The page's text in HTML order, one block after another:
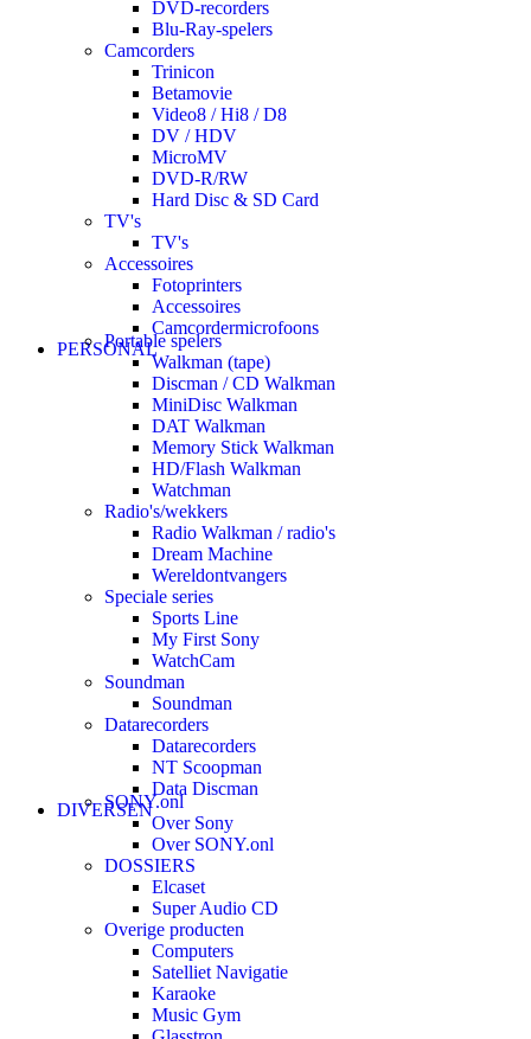
DVD-recorders
Blu-Ray-spelers
Camcorders
Trinicon
Betamovie
Video8 / Hi8 / D8
DV / HDV
MicroMV
DVD-R/RW
Hard Disc & SD Card
TV's
TV's
Accessoires
Fotoprinters
Accessoires
Camcordermicrofoons
PERSONAL
Portable spelers
Walkman (tape)
Discman / CD Walkman
MiniDisc Walkman
DAT Walkman
Memory Stick Walkman
HD/Flash Walkman
Watchman
Radio's/wekkers
Radio Walkman / radio's
Dream Machine
Wereldontvangers
Speciale series
Sports Line
My First Sony
WatchCam
Soundman
Soundman
Datarecorders
Datarecorders
NT Scoopman
Data Discman
DIVERSEN
SONY.onl
Over Sony
Over SONY.onl
DOSSIERS
Elcaset
Super Audio CD
Overige producten
Computers
Satelliet Navigatie
Karaoke
Music Gym